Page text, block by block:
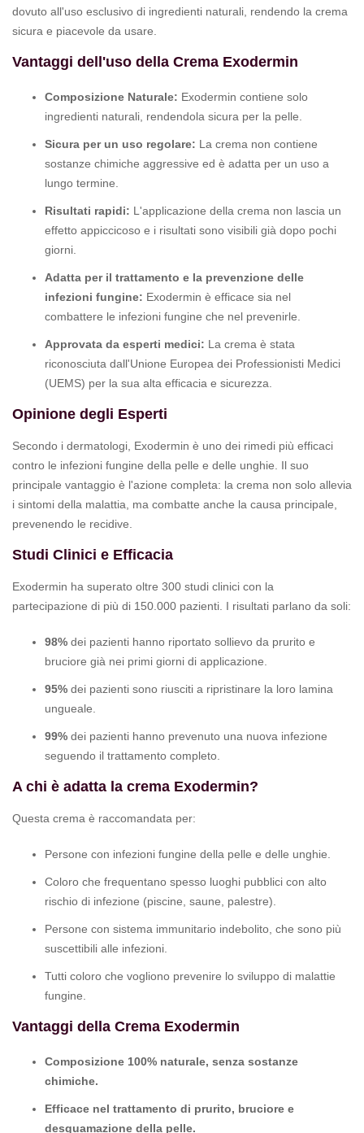
dovuto all'uso esclusivo di ingredienti naturali, rendendo la crema
sicura e piacevole da usare.
Vantaggi dell'uso della Crema Exodermin
Composizione Naturale: Exodermin contiene solo
ingredienti naturali, rendendola sicura per la pelle.
Sicura per un uso regolare: La crema non contiene
sostanze chimiche aggressive ed è adatta per un uso a
lungo termine.
Risultati rapidi: L'applicazione della crema non lascia un
effetto appiccicoso e i risultati sono visibili già dopo pochi
giorni.
Adatta per il trattamento e la prevenzione delle
infezioni fungine: Exodermin è efficace sia nel
combattere le infezioni fungine che nel prevenirle.
Approvata da esperti medici: La crema è stata
riconosciuta dall'Unione Europea dei Professionisti Medici
(UEMS) per la sua alta efficacia e sicurezza.
Opinione degli Esperti
Secondo i dermatologi, Exodermin è uno dei rimedi più efficaci
contro le infezioni fungine della pelle e delle unghie. Il suo
principale vantaggio è l'azione completa: la crema non solo allevia
i sintomi della malattia, ma combatte anche la causa principale,
prevenendo le recidive.
Studi Clinici e Efficacia
Exodermin ha superato oltre 300 studi clinici con la
partecipazione di più di 150.000 pazienti. I risultati parlano da soli:
98% dei pazienti hanno riportato sollievo da prurito e
bruciore già nei primi giorni di applicazione.
95% dei pazienti sono riusciti a ripristinare la loro lamina
ungueale.
99% dei pazienti hanno prevenuto una nuova infezione
seguendo il trattamento completo.
A chi è adatta la crema Exodermin?
Questa crema è raccomandata per:
Persone con infezioni fungine della pelle e delle unghie.
Coloro che frequentano spesso luoghi pubblici con alto
rischio di infezione (piscine, saune, palestre).
Persone con sistema immunitario indebolito, che sono più
suscettibili alle infezioni.
Tutti coloro che vogliono prevenire lo sviluppo di malattie
fungine.
Vantaggi della Crema Exodermin
Composizione 100% naturale, senza sostanze
chimiche.
Efficace nel trattamento di prurito, bruciore e
desquamazione della pelle.